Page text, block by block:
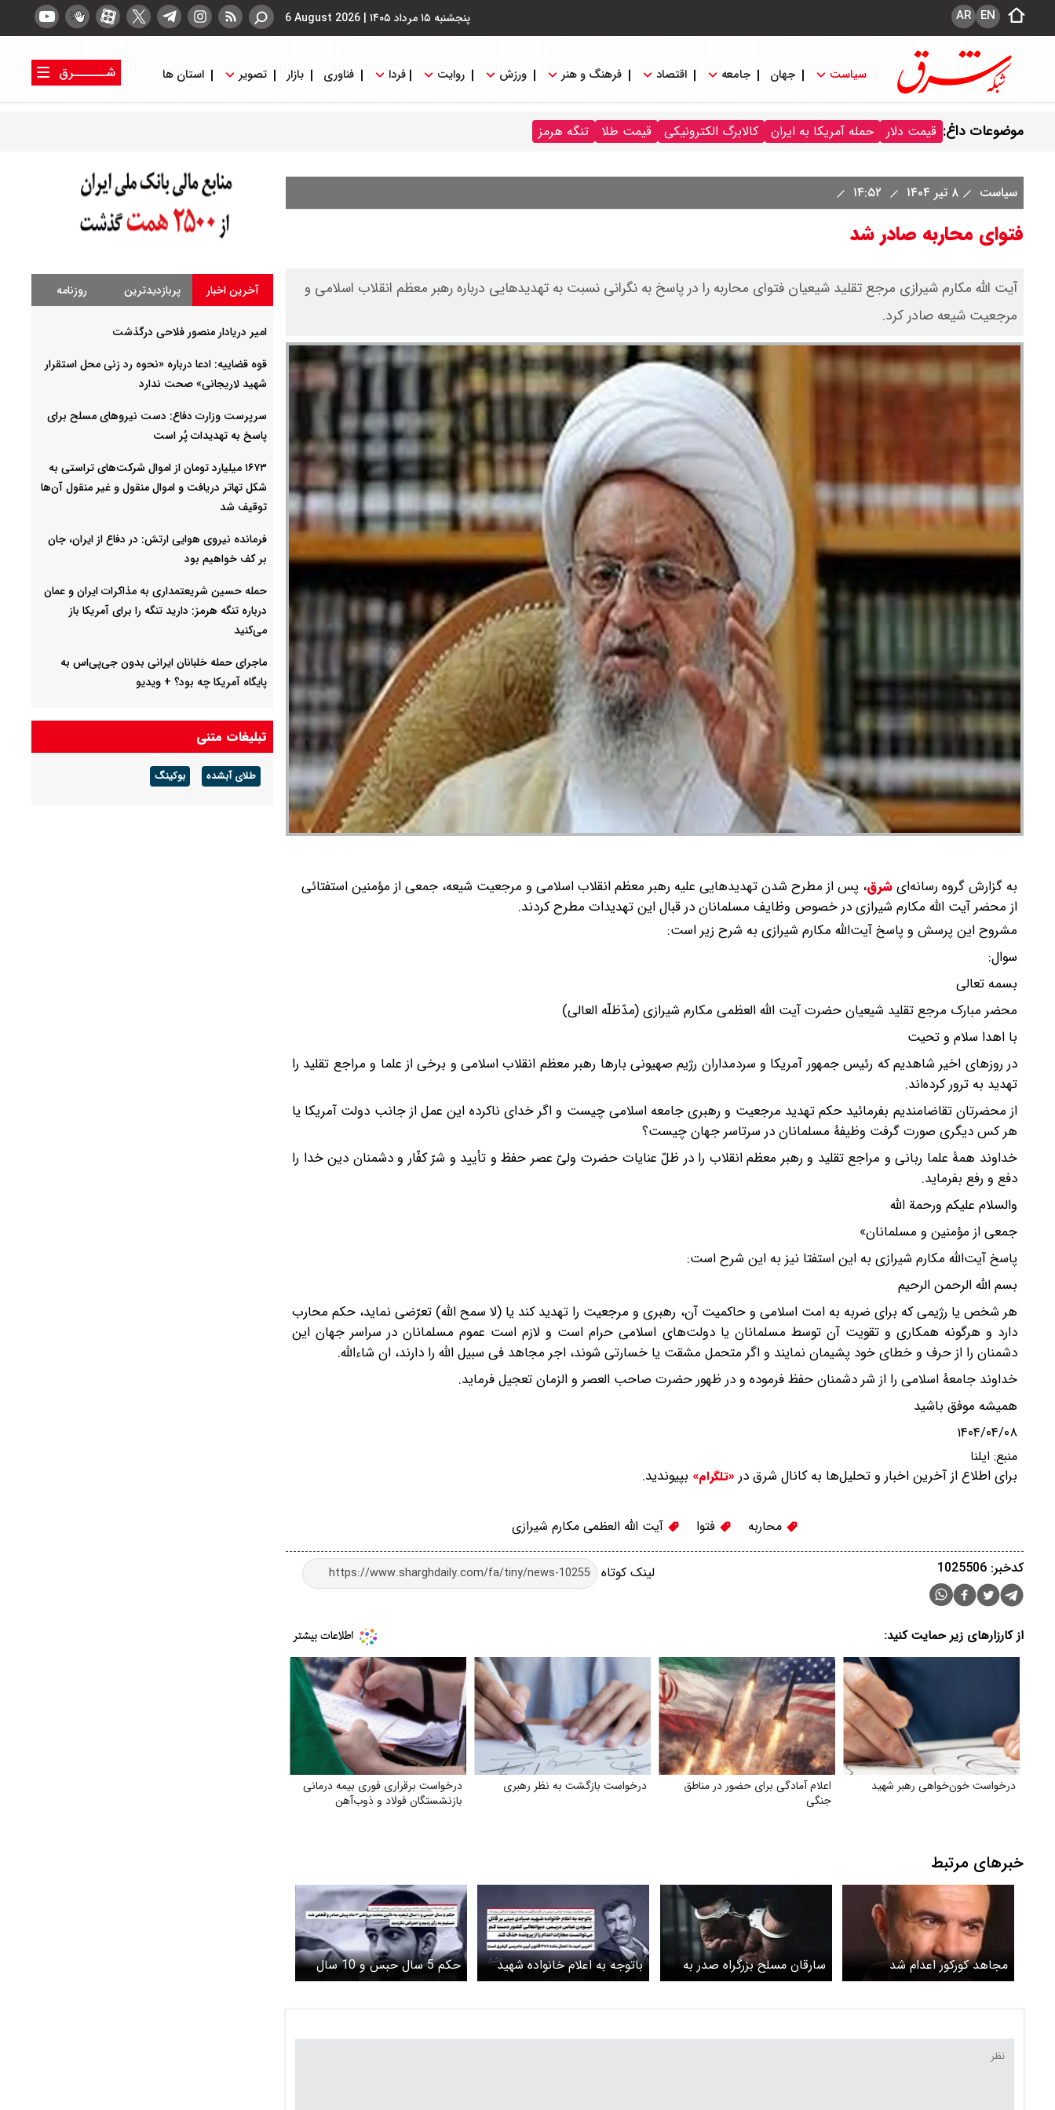
پنجشنبه ۱۵ مرداد ۱۴۰۵ |
6 August 2026 EN
AR
سیاست جهان جامعه اقتصاد فرهنگ و هنر ورزش روایت فردا فناوری بازار تصویر استان ها
شــــــرق
موضوعات داغ: قیمت دلار حمله آمریکا به ایران کالابرگ الکترونیکی قیمت طلا تنگه هرمز
سیاست ۸ تیر ۱۴۰۴
فتوای محاربه صادر شد
آیت الله مکارم شیرازی مرجع تقلید شیعیان فتوای محاربه را در پاسخ به نگرانی نسبت به تهدیدهایی درباره رهبر معظم انقلاب اسلامی و
مرجعیت شیعه صادر کرد.
به گزارش گروه رسانه‌ایشرق، پس از مطرح شدن تهدیدهایی علیه رهبر معظم انقلاب اسلامی و مرجعیت شیعه، جمعی از مؤمنین استفتائی
از محضر آیت الله مکارم شیرازی در خصوص وظایف مسلمانان در قبال این تهدیدات مطرح کردند.
مشروح این پرسش و پاسخ آیت‌الله مکارم شیرازی به شرح زیر است:
سوال:
بسمه تعالی
محضر مبارک مرجع تقلید شیعیان حضرت آیت الله العظمی مکارم شیرازی (مدّظلّه العالی)
با اهدا سلام و تحیت
در روزهای اخیر شاهدیم که رئیس جمهور آمریکا و سردمداران رژیم صهیونی بارها رهبر معظم انقلاب اسلامی و برخی از علما و مراجع تقلید را
تهدید به ترور کرده‌اند.
از محضرتان تقاضامندیم بفرمائید حکم تهدید مرجعیت و رهبری جامعه اسلامی چیست و اگر خدای ناکرده این عمل از جانب دولت آمریکا یا
هر کس دیگری صورت گرفت وظیفۀ مسلمانان در سرتاسر جهان چیست؟
خداوند همۀ علما ربانی و مراجع تقلید و رهبر معظم انقلاب را در ظلّ عنایات حضرت ولیّ عصر حفظ و تأیید و شرّ کفّار و دشمنان دین خدا را
دفع و رفع بفرماید.
والسلام علیکم ورحمة الله
جمعی از مؤمنین و مسلمانان»
پاسخ آیت‌الله مکارم شیرازی به این استفتا نیز به این شرح است:
بسم الله الرحمن الرحیم
هر شخص یا رژیمی که برای ضربه به امت اسلامی و حاکمیت آن، رهبری و مرجعیت را تهدید کند یا (لا سمح الله) تعرّضی نماید، حکم محارب
دارد و هرگونه همکاری و تقویت آن توسط مسلمانان یا دولت‌های اسلامی حرام است و لازم است عموم مسلمانان در سراسر جهان این
دشمنان را از حرف و خطای خود پشیمان نمایند و اگر متحمل مشقت یا خسارتی شوند، اجر مجاهد فی سبیل الله را دارند، ان شاءالله.
خداوند جامعۀ اسلامی را از شر دشمنان حفظ فرموده و در ظهور حضرت صاحب العصر و الزمان تعجیل فرماید.
همیشه موفق باشید
۱۴۰۴/۰۴/۰۸
منبع: ایلنا
برای اطلاع از آخرین اخبار و تحلیل‌ها به کانال شرق در «تلگرام» بپیوندید.
محاربه فتوا آیت الله العظمی مکارم شیرازی
لینک کوتاه کدخبر: 1025506
از کارزارهای زیر حمایت کنید:
درخواست خون‌خواهی رهبر شهید
اعلام آمادگی برای حضور در مناطق
جنگی
درخواست بازگشت به نظر رهبری
درخواست برقراری فوری بیمه درمانی
بازنشستگان فولاد و ذوب‌آهن
خبرهای مرتبط
مجاهد کورکور اعدام شد
سارقان مسلح بزرگراه صدر به
«محاربه» متهم شدند
​باتوجه به اعلام خانواده شهید
صیادی مبنی بر قاتل نبودن
اعدام را از پرونده حذف کند/
حکم 5 سال حبس و 10 سال
تبعید به نائین محمد بروغنی 3
نکردیم
آخرین اخبار پربازدیدترین روزنامه
امیر دریادار منصور فلاحی درگذشت
قوه قضاییه: ادعا درباره «نحوه رد زنی محل استقرار
شهید لاریجانی» صحت ندارد
سرپرست وزارت دفاع: دست نیروهای مسلح برای
پاسخ به تهدیدات پُر است
۱۶۷۳ میلیارد تومان از اموال شرکت‌های تراستی به
شکل تهاتر دریافت و اموال منقول و غیر منقول آن‌ها
توقیف شد
فرمانده نیروی هوایی ارتش: در دفاع از ایران، جان
بر کف خواهیم بود
حمله حسین شریعتمداری به مذاکرات ایران و عمان
درباره تنگه هرمز: دارید تنگه را برای آمریکا باز
می‌کنید
ماجرای حمله خلبانان ایرانی بدون جی‌پی‌اس به
پایگاه آمریکا چه بود؟ + ویدیو
هنوز مشخص نیست
احتمال شنیده شدن صدای انفجار در پاکدشت
تهران/ شهروندان نگران نباشند
تبلیغات متنی
طلای آبشده بوکینگ